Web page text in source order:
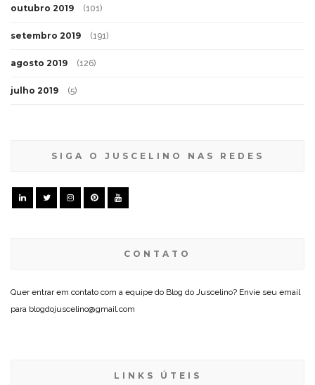
outubro 2019 (101)
setembro 2019 (191)
agosto 2019 (126)
julho 2019 (5)
SIGA O JUSCELINO NAS REDES
CONTATO
Quer entrar em contato com a equipe do Blog do Juscelino? Envie seu email
para blogdojuscelino@gmail.com
LINKS ÚTEIS